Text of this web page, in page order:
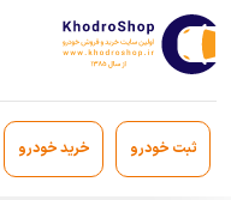
ثبت خودرو خرید خودرو